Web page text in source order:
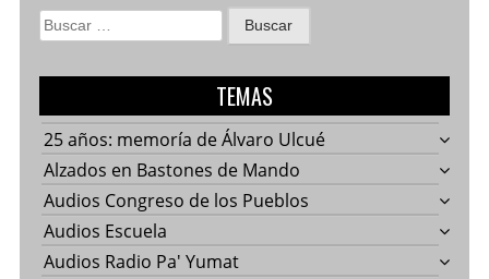
Buscar:
TEMAS
25 años: memoría de Álvaro Ulcué
Alzados en Bastones de Mando
Audios Congreso de los Pueblos
Audios Escuela
Audios Radio Pa' Yumat